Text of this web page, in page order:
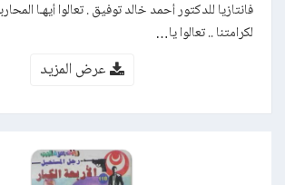
فانتازيا للدكتور أحمد خالد توفيق . تعالوا أيهـا
لكرامتنا .. تعالوا يا…
عرض المزيد